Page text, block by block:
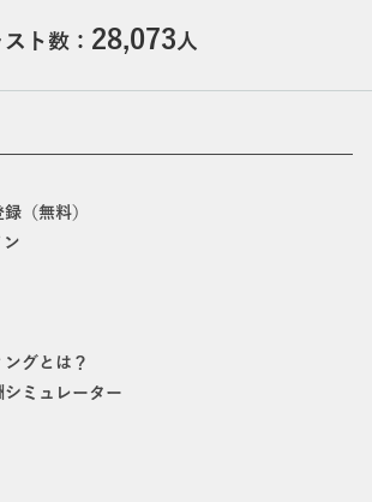
ト数： 28,073人
（無料）
ン
グとは？
ミュレーター